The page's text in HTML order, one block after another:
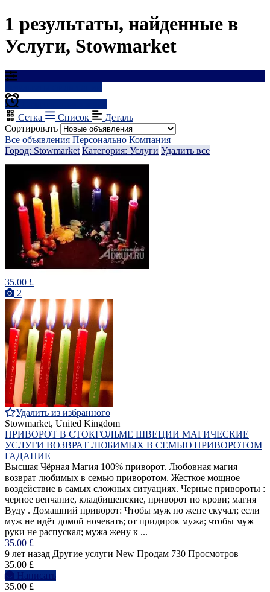
1 результаты, найденные в
Услуги, Stowmarket
Сетка
Список
Деталь
Сортировать
Все объявления Персонально Компания
Город: Stowmarket Категория: Услуги Удалить все
35.00 £
2
Удалить из избранного
Stowmarket, United Kingdom
ПРИВОРОТ В СТОКГОЛЬМЕ ШВЕЦИИ МАГИЧЕСКИЕ
УСЛУГИ ВОЗВРАТ ЛЮБИМЫХ В СЕМЬЮ ПРИВОРОТОМ
ГАДАНИЕ
Высшая Чёрная Магия 100% приворот. Любовная магия
возврат любимых в семью приворотом. Жесткое мощное
воздействие в самых сложных ситуациях. Черные привороты :
черное венчание, кладбищенские, приворот по крови; магия
Вуду . Домашний приворот: Чтобы муж по жене скучал; если
муж не идёт домой ночевать; от придирок мужа; чтобы муж
руки не распускал; мужа жену к ...
35.00 £
9 лет назад Другие услуги New Продам 730 Просмотров
35.00 £
Написать
35.00 £